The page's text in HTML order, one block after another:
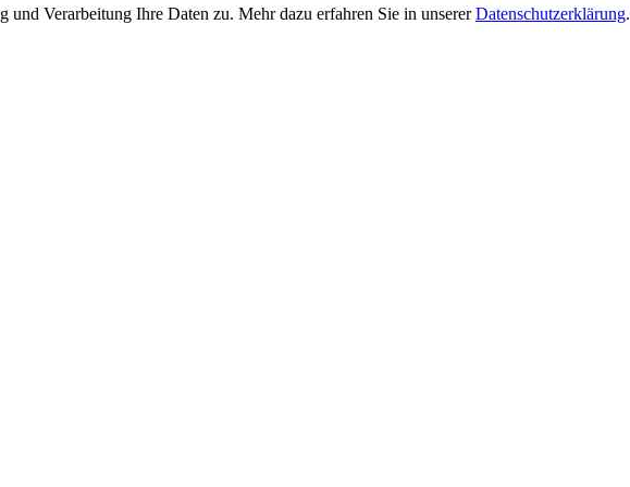
und Verarbeitung Ihre Daten zu. Mehr dazu erfahren Sie in unsererDatenschutzerklärung.